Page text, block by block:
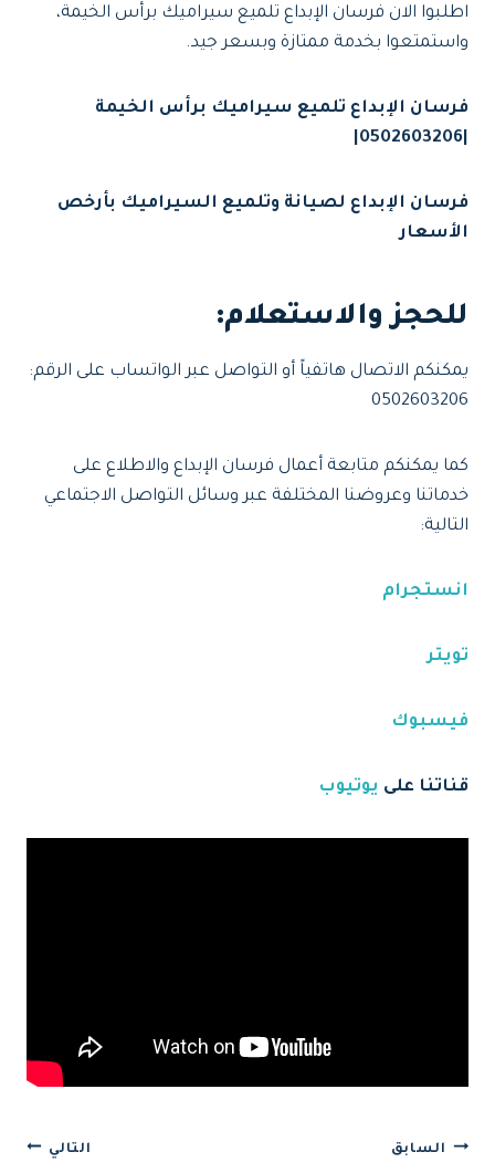
اطلبوا الان فرسان الإبداع تلميع سيراميك برأس الخيمة،
واستمتعوا بخدمة ممتازة وبسعر جيد.
فرسان الإبداع تلميع سيراميك برأس الخيمة
فرسان الإبداع لصيانة وتلميع السيراميك بأرخص
الأسعار
للحجز والاستعلام:
يمكنكم الاتصال هاتفياً أو التواصل عبر الواتساب على الرقم:
0502603206
كما يمكنكم متابعة أعمال فرسان الإبداع والاطلاع على
خدماتنا وعروضنا المختلفة عبر وسائل التواصل الاجتماعي
التالية:
انستجرام
تويتر
فيسبوك
قناتنا على يوتيوب
تصفّح
السابق التالي